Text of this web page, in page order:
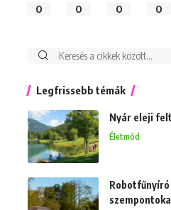
0 0 0 0
Keresés:
Legfrissebb témák
Nyár eleji
Életmód